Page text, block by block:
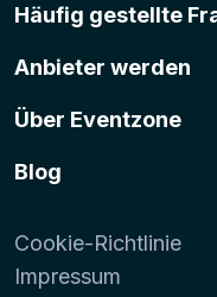
Häufig gestellte
Anbieter werden
Über Eventzone
Blog
Cookie-Richtlinie
Impressum